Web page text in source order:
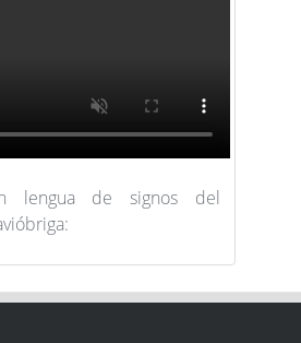
lengua de signos del